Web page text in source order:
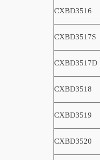
CXBD3516
CXBD3517S
CXBD3517D
CXBD3518
CXBD3519
CXBD3520